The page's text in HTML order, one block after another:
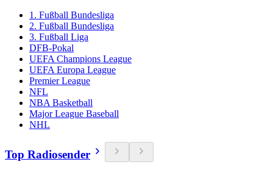
1. Fußball Bundesliga
2. Fußball Bundesliga
3. Fußball Liga
DFB-Pokal
UEFA Champions League
UEFA Europa League
Premier League
NFL
NBA Basketball
Major League Baseball
NHL
Top Radiosender